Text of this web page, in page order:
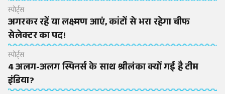
स्पोर्ट्स
अगरकर रहें या लक्ष्मण आएं, कांटों से भरा रहेगा चीफ
सेलेक्टर का पद!
स्पोर्ट्स
4 अलग-अलग स्पिनर्स के साथ श्रीलंका क्यों गई है टीम
इंडिया?